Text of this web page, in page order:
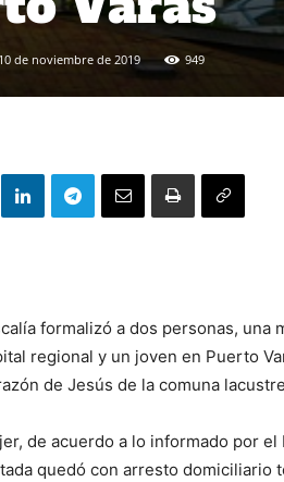
10 de noviembre de 2019 949
formalizó a dos personas,
regional y un joven en Puerto
de Jesús de la comuna
de acuerdo a lo informado por
quedó con arresto domiciliario